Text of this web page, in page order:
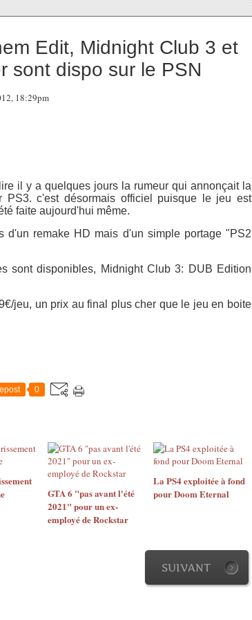
Edit, Midnight Club 3 et
sont dispo sur le PSN
18:29pm
il y a quelques jours la rumeur qui annonçait la
c'est désormais officiel puisque le jeu est
faite aujourd'hui même.
d'un remake HD mais d'un simple portage "PS2
sont disponibles, Midnight Club 3: DUB Edition
jeu, un prix au final plus cher que le jeu en boite
0
GTA 6 "pas avant l'été
2021" pour un ex-
employé de Rockstar
La PS4 exploitée à fond
pour Doom Eternal
SUIVANT